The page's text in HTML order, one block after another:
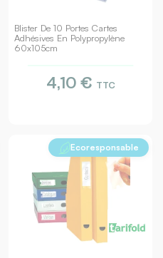
Blister De 10 Portes Cartes
Adhésives En Polypropylène
60x105cm
4,10 € TTC
Ecoresponsable